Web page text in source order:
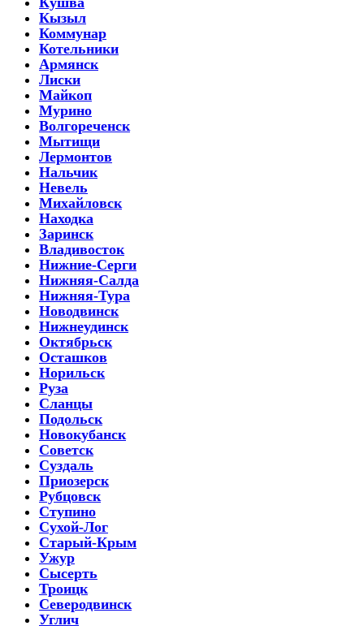
Кызыл
Коммунар
Котельники
Армянск
Лиски
Майкоп
Мурино
Волгореченск
Мытищи
Лермонтов
Нальчик
Невель
Михайловск
Находка
Заринск
Владивосток
Нижние-Серги
Нижняя-Салда
Нижняя-Тура
Новодвинск
Нижнеудинск
Октябрьск
Осташков
Норильск
Руза
Сланцы
Подольск
Новокубанск
Советск
Суздаль
Приозерск
Рубцовск
Ступино
Сухой-Лог
Старый-Крым
Ужур
Сысерть
Троицк
Северодвинск
Углич